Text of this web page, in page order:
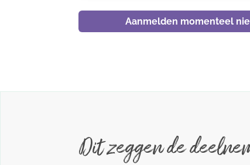
Aanmelden momenteel
Dit zeggen de